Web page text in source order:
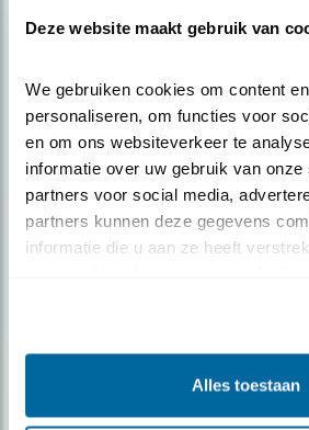
Deze website maakt gebruik van
We gebruiken cookies om content
personaliseren, om functies voor
en om ons websiteverkeer te
informatie over uw gebruik van onze
partners voor social media,
partners kunnen deze gegevens
informatie die u aan ze heeft
Alles toestaan